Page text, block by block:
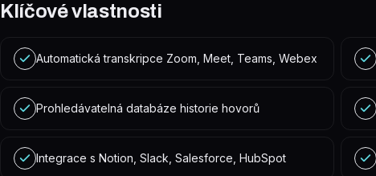
Klíčové vlastnosti
Automatická transkripce Zoom, Meet, Teams, Webex
Prohledávatelná databáze historie hovorů
Integrace s Notion, Slack, Salesforce, HubSpot